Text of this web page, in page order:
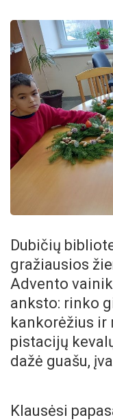
Dubičių
gražiausios
Advento
anksto: rinko
kankorėžius ir
pistacijų
dažė guašu,
Klausėsi